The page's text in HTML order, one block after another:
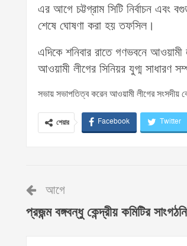
এর আগে চট্টগ্রাম সিটি নির্বাচন এবং
শেষে ঘোষণা করা হয় তফসিল।
এদিকে শনিবার রাতে গণভবনে
আওয়ামী লীগের সিনিয়র যুগ্ম সাধারণ
সভায় সভাপতিত্ব করেন আওয়ামী লীগের সংসদীয়
শেয়ার Facebook Twitter
আগে
প্রজন্ম বঙ্গবন্ধু কেন্দ্রীয় কমিটির